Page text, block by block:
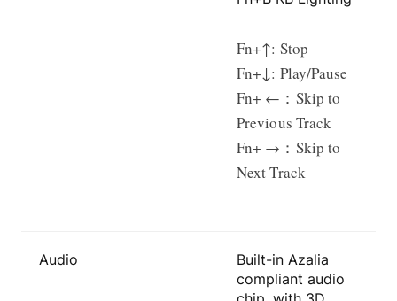
Fn+↑: Stop
Fn+↓: Play/Pause
Fn+ ←：Skip to
Previous Track
Fn+ →：Skip to
Next Track
Audio
Built-in Azalia
compliant audio